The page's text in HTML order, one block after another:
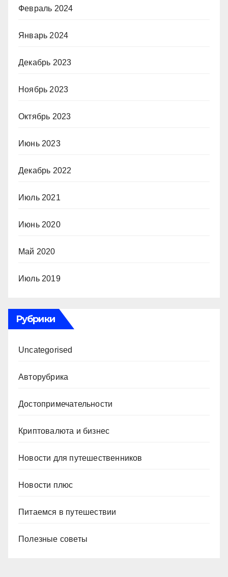
Февраль 2024
Январь 2024
Декабрь 2023
Ноябрь 2023
Октябрь 2023
Июнь 2023
Декабрь 2022
Июль 2021
Июнь 2020
Май 2020
Июль 2019
Рубрики
Uncategorised
Авторубрика
Достопримечательности
Криптовалюта и бизнес
Новости для путешественников
Новости плюс
Питаемся в путешествии
Полезные советы